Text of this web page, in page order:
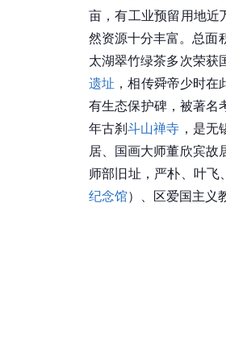
亩，有工业预留用地
然资源十分丰富。总面
太湖翠竹绿茶多次荣获
遗址 ，相传舜帝少时
有生态保护碑，被著
年古刹斗山禅寺 ，是
居、 国画大师董欣宾故
师部旧址，严朴、叶
纪念馆）、区爱国主义